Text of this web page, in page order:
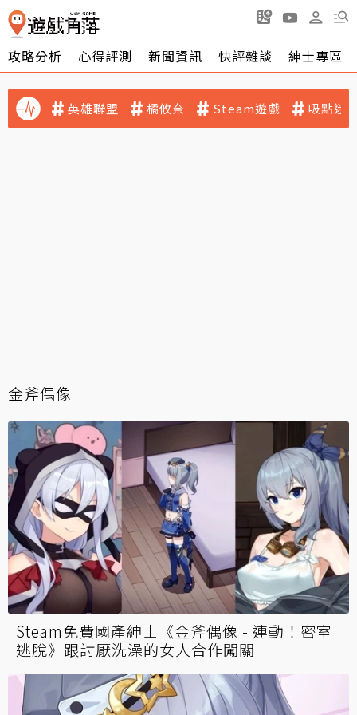
攻略分析 心得評測 新聞資訊 快評雜談 紳士專區
英雄聯盟 橘攸奈 Steam遊戲 吸點迷
金斧偶像
Steam免費國產紳士《金斧偶像 - 連動！密室
逃脫》跟討厭洗澡的女人合作闖關